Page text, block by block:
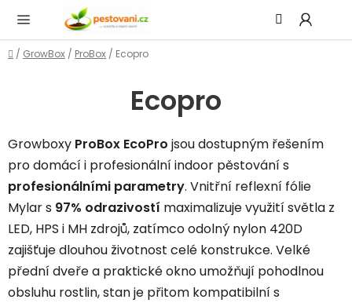
obsah
Domů
/ GrowBox / ProBox / Ecopro
Ecopro
Growboxy ProBox EcoPro jsou dostupným řešením
pro domácí i profesionální indoor pěstování s
profesionálními parametry. Vnitřní reflexní fólie
Mylar s 97% odrazivostí maximalizuje využití světla z
LED, HPS i MH zdrojů, zatímco odolný nylon 420D
zajišťuje dlouhou životnost celé konstrukce. Velké
přední dveře a praktické okno umožňují pohodlnou
obsluhu rostlin, stan je přitom kompatibilní s